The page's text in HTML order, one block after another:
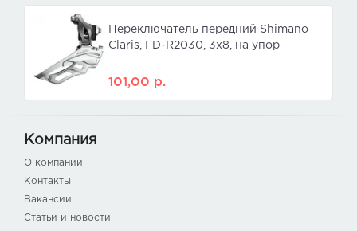
Переключатель передний Shimano
Claris, FD-R2030, 3x8, на упор
101,00 р.
Компания
О компании
Контакты
Вакансии
Статьи и новости